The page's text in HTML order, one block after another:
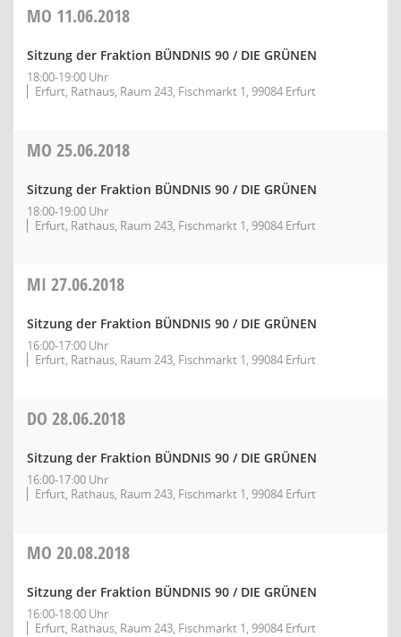
MO 11.06.2018
Sitzung der Fraktion BÜNDNIS 90 / DIE GRÜNEN
18:00-19:00 Uhr
Erfurt, Rathaus, Raum 243, Fischmarkt 1, 99084 Erfurt
MO 25.06.2018
Sitzung der Fraktion BÜNDNIS 90 / DIE GRÜNEN
18:00-19:00 Uhr
Erfurt, Rathaus, Raum 243, Fischmarkt 1, 99084 Erfurt
MI 27.06.2018
Sitzung der Fraktion BÜNDNIS 90 / DIE GRÜNEN
16:00-17:00 Uhr
Erfurt, Rathaus, Raum 243, Fischmarkt 1, 99084 Erfurt
DO 28.06.2018
Sitzung der Fraktion BÜNDNIS 90 / DIE GRÜNEN
16:00-17:00 Uhr
Erfurt, Rathaus, Raum 243, Fischmarkt 1, 99084 Erfurt
MO 20.08.2018
Sitzung der Fraktion BÜNDNIS 90 / DIE GRÜNEN
16:00-18:00 Uhr
Erfurt, Rathaus, Raum 243, Fischmarkt 1, 99084 Erfurt